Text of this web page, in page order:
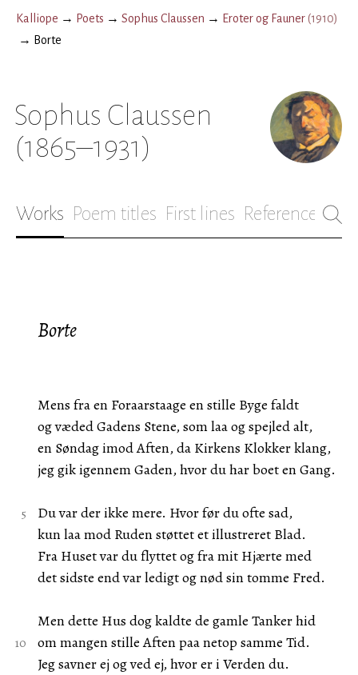
Kalliope → Poets → Sophus Claussen → Eroter og Fauner(1910)
→ Borte
Sophus Claussen
(1865–1931)
Works Poem titles First lines References
Borte
Mens fra en Foraarstaage en stille Byge faldt
og væded Gadens Stene, som laa og spejled alt,
en Søndag imod Aften, da Kirkens Klokker klang,
jeg gik igennem Gaden, hvor du har boet en Gang.
Du var der ikke mere. Hvor før du ofte sad,
kun laa mod Ruden støttet et illustreret Blad.
Fra Huset var du flyttet og fra mit Hjærte med
det sidste end var ledigt og nød sin tomme Fred.
Men dette Hus dog kaldte de gamle Tanker hid
om mangen stille Aften paa netop samme Tid.
Jeg savner ej og ved ej, hvor er i Verden du.